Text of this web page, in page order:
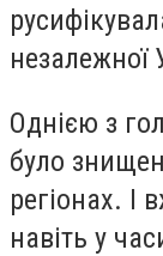
незалежної
Однією з
було
регіонах. І
навіть у